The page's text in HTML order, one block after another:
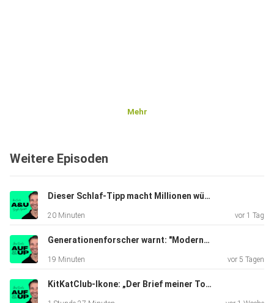
Mehr
Weitere Episoden
Dieser Schlaf-Tipp macht Millionen wütend - aber er verändert ALLES! | A&U #160
20 Minuten vor 1 Tag
Generationenforscher warnt: "Moderne Eltern machen diesen Fehler, ohne es zu merken!" | Clip #108
19 Minuten vor 5 Tagen
KitKatClub-Ikone: „Der Brief meiner Tochter verhinderte, dass ich mich umbringe.“ | A&U #159